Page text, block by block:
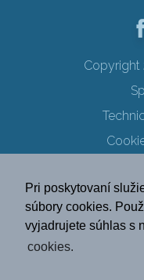
Pri poskytovaní
súbory cookies.
vyjadrujete súhlas s
cookies.
Copyright
SK